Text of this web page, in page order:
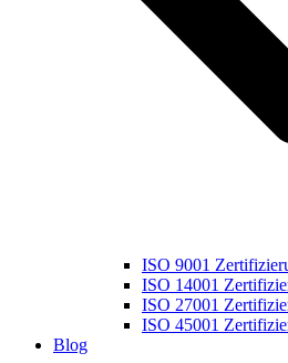
ISO 9001
ISO 14001
ISO 27001
ISO 45001
Blog